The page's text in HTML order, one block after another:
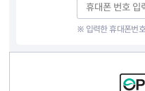
※ 입력한 휴대폰번